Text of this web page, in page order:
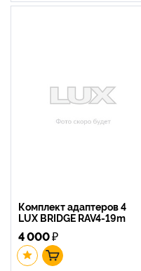
Комплект адаптеров 4
LUX BRIDGE RAV4-19m
4 000₽